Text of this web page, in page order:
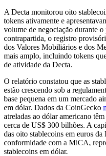
A Decta monitorou oito
tokens ativamente e
volume de negociação durante
contrapartida, o registro
dos Valores Mobiliários e dos
mais amplo, incluindo tokens
de atividade da Decta.
O relatório constatou que as
estão crescendo sob a
base pequena em um mercado
em dólar. Dados da CoinGecko
atreladas ao dólar americano
cerca de US$ 300 bilhões. A
das oito stablecoins em euros
conformidade com a MiCA,
stablecoins em dólar.